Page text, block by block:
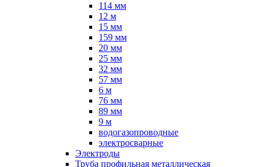
114 мм
12 м
15 мм
159 мм
20 мм
25 мм
32 мм
57 мм
6 м
76 мм
89 мм
9 м
водогазопроводные
электросварные
Электроды
Труба профильная металлическая